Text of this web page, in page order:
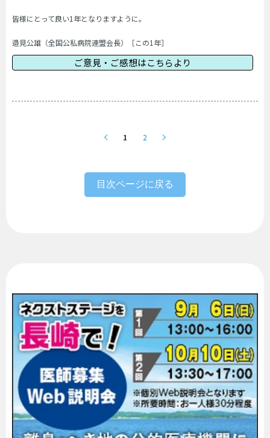
皆様にとって良い1年となりますように。
邉見公雄（全国公私病院連盟会長）［この1年］
ご意見・ご感想はこちらより
1 2
目次ページに戻る